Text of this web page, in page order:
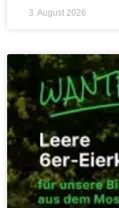
3. August 2026